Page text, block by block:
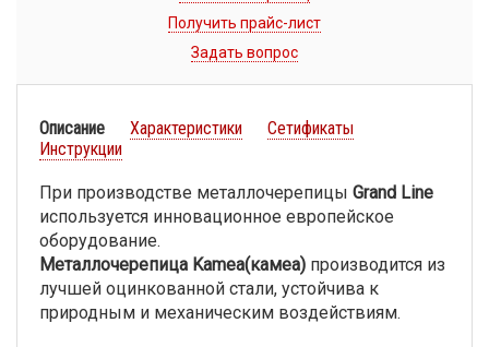
Получить прайс-лист
Задать вопрос
Описание Характеристики
Сетификаты
Инструкции
При производстве металлочерепицы Grand Line
используется инновационное европейское
оборудование.
Металлочерепица Kamea(камеа) производится из
лучшей оцинкованной стали, устойчива к
природным и механическим воздействиям.